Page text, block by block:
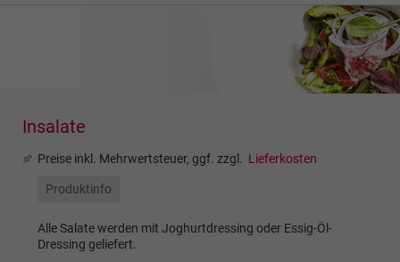
Insalate
Preise inkl. Mehrwertsteuer, ggf. zzgl. Lieferkosten
Produktinfo
Alle Salate werden mit Joghurtdressing oder Essig-Öl-
Dressing geliefert.